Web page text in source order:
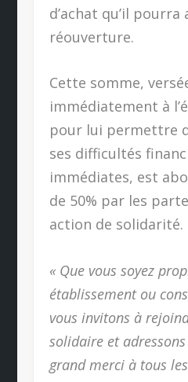
d’achat qu’il pourra
réouverture.
Cette somme,
immédiatement à
pour lui permettre
ses difficultés
immédiates, est
de 50% par les
action de solidarité.
« Que vous soyez
établissement ou
vous invitons à
solidaire et
grand merci à tous